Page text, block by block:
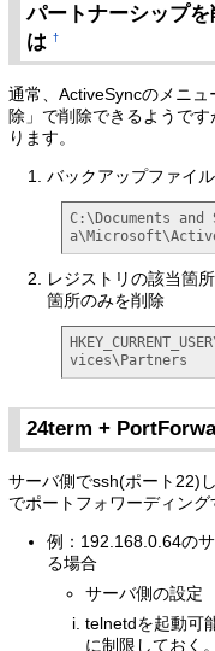
パートナーシップ
は†
通常、ActiveSyncのメニ
除」で削除できるようで
ります。
バックアップファイ
C:\Documents
レジストリの該当箇
箇所のみを削除
vices\Partners
24term +
サーバ側でssh(ポート22)
でポートフォワーディング
例：192.168.0.64の
る場合
サーバ側の設定
telnetdを起動可
に制限しておく。